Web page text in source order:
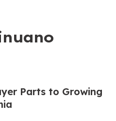
Parts to Growing